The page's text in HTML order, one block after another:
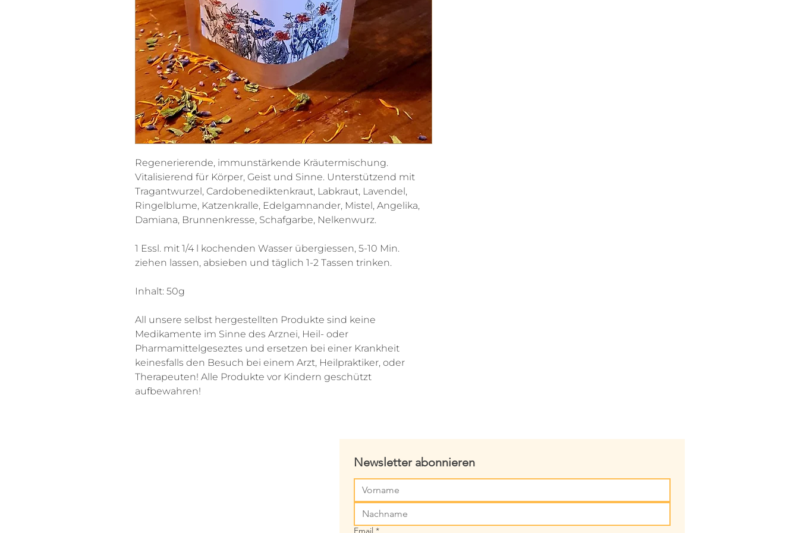
Regenerierende, immunstärkende Kräutermischung.
Vitalisierend für Körper, Geist und Sinne. Unterstützend mit
Tragantwurzel, Cardobenediktenkraut, Labkraut, Lavendel,
Ringelblume, Katzenkralle, Edelgamnander, Mistel, Angelika,
Damiana, Brunnenkresse, Schafgarbe, Nelkenwurz.
1 Essl. mit 1/4 l kochenden Wasser übergiessen, 5-10 Min.
ziehen lassen, absieben und täglich 1-2 Tassen trinken.
Inhalt: 50g
All unsere selbst hergestellten Produkte sind keine
Medikamente im Sinne des Arznei, Heil- oder
Pharmamittelgeseztes und ersetzen bei einer Krankheit
keinesfalls den Besuch bei einem Arzt, Heilpraktiker, oder
Therapeuten! Alle Produkte vor Kindern geschützt
aufbewahren!
Newsletter abonnieren
Email *